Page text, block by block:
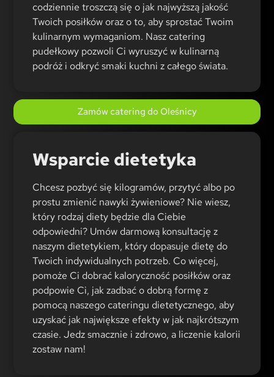
codziennie troszczą się o jak najwyższą jakość
Twoich posiłków oraz o to, aby sprostać Twoim
kulinarnym wymaganiom. Nasz catering
pudełkowy pozwoli Ci wyruszyć w kulinarną
podróż i odkryć smaki kuchni z całego świata.
Zamów catering do Oleśnicy
Wsparcie dietetyka
Chcesz pozbyć się kilogramów, przytyć albo po
prostu zmienić nawyki żywieniowe? Nie wiesz,
który rodzaj diety będzie dla Ciebie
odpowiedni? Umów darmową konsultację z
naszym dietetykiem, który dopasuje dietę do
Twoich indywidualnych potrzeb. Co więcej,
pomoże Ci dobrać kaloryczność posiłków oraz
podpowie Ci, jak zadbać o dobrą formę z
pomocą naszego cateringu dietetycznego, aby
uzyskać jak największe efekty w jak najkrótszym
czasie. Jedz smacznie i zdrowo, a liczenie kalorii
zostaw nam!